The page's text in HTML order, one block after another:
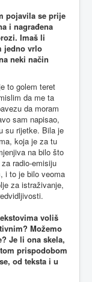
pojavila se prije
i nagrađena
Imaš li
jedno vrlo
neki način
to golem teret
da me ta
da moram
sam napisao,
su rijetke. Bila je
koja je za tu
na bilo što
radio-emisiju
i to je bilo veoma
za istraživanje,
voliš
Možemo
Je li ona skela,
prispodobom
od teksta i u